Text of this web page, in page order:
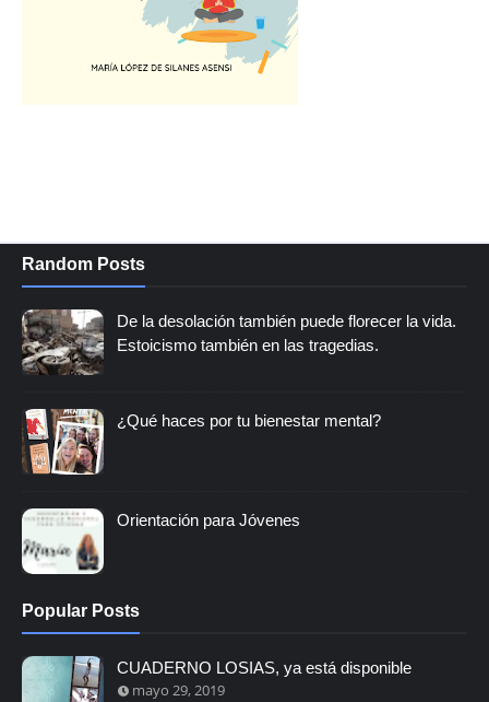
Random Posts
De la desolación también puede florecer la vida.
Estoicismo también en las tragedias.
¿Qué haces por tu bienestar mental?
Orientación para Jóvenes
Popular Posts
CUADERNO LOSIAS, ya está disponible
mayo 29, 2019